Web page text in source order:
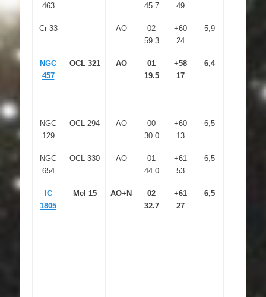
463
45.7
49
Cr 33 AO
02
59.3
+60
24
5,9
NGC
457
OCL 321 AO
01
19.5
+58
17
6,4
NGC
129
OCL 294 AO
00
30.0
+60
13
6,5
NGC
654
OCL 330 AO
01
44.0
+61
53
6,5
IC
1805
Mel 15 AO+N
02
32.7
+61
27
6,5